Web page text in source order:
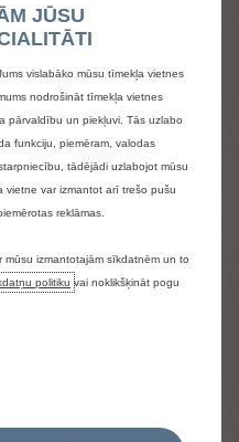
JŪSU
vislabāko mūsu tīmekļa vietnes
nodrošināt tīmekļa vietnes
pārvaldību un piekļuvi. Tās uzlabo
funkciju, piemēram, valodas
tādējādi uzlabojot mūsu
vietne var izmantot arī trešo pušu
reklāmas.
izmantotajām sīkdatnēm un to
politiku vai noklikšķināt pogu